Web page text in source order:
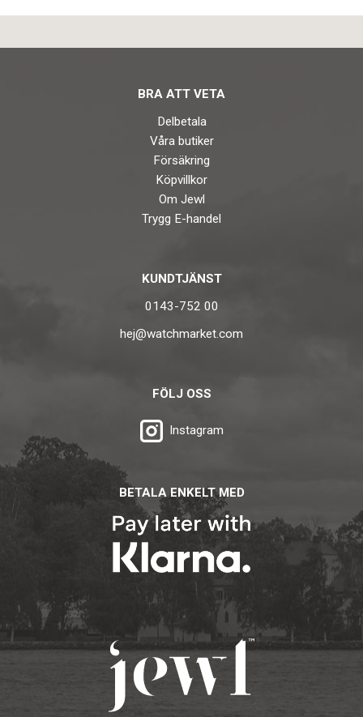
BRA ATT VETA
Delbetala
Våra butiker
Försäkring
Köpvillkor
Om Jewl
Trygg E-handel
KUNDTJÄNST
0143-752 00
hej@watchmarket.com
FÖLJ OSS
Instagram
BETALA ENKELT MED